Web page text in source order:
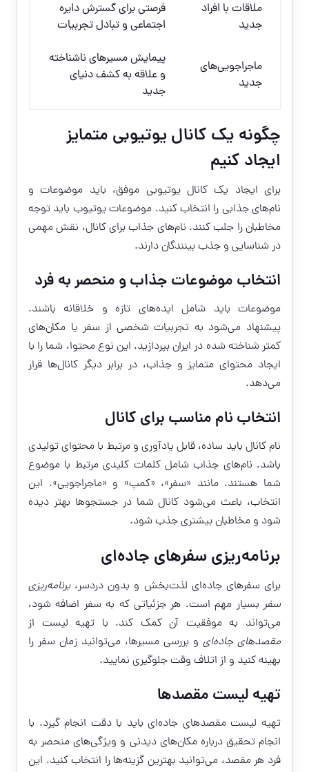
ملاقات با افراد
جدید
فرصتی برای گسترش دایره
اجتماعی و تبادل تجربیات
ماجراجویی‌های
جدید
پیمایش مسیرهای ناشناخته
و علاقه به کشف دنیای
جدید
چگونه یک کانال یوتیوبی متمایز
ایجاد کنیم
برای ایجاد یک کانال یوتیوبی موفق، باید موضوعات و
نام‌های جذابی را انتخاب کنید. موضوعات یوتیوب باید توجه
مخاطبان را جلب کنند. نام‌های جذاب برای کانال، نقش مهمی
در شناسایی و جذب بینندگان دارند.
انتخاب موضوعات جذاب و منحصر به فرد
موضوعات باید شامل ایده‌های تازه و خلاقانه باشند.
پیشنهاد می‌شود به تجربیات شخصی از سفر یا مکان‌های
کمتر شناخته شده در ایران بپردازید. این نوع محتوا، شما را با
ایجاد محتوای متمایز و جذاب، در برابر دیگر کانال‌ها قرار
می‌دهد.
انتخاب نام مناسب برای کانال
نام کانال باید ساده، قابل یادآوری و مرتبط با محتوای تولیدی
باشد. نام‌های جذاب شامل کلمات کلیدی مرتبط با موضوع
شما هستند. مانند «سفر»، «کمپ» و «ماجراجویی». این
انتخاب، باعث می‌شود کانال شما در جستجوها بهتر دیده
شود و مخاطبان بیشتری جذب شود.
برنامه‌ریزی سفرهای جاده‌ای
برای سفرهای جاده‌ای لذت‌بخش و بدون دردسر، برنامه‌ریزی
سفربسیار مهم است. هر جزئیاتی که به سفر اضافه شود،
می‌تواند به موفقیت آن کمک کند. با تهیه لیست از
مقصدهای جاده‌ای و بررسی مسیرها، می‌توانید زمان سفر را
بهینه کنید و از اتلاف وقت جلوگیری نمایید.
تهیه لیست مقصدها
تهیه لیست مقصدهای جاده‌ای باید با دقت انجام گیرد. با
انجام تحقیق درباره مکان‌های دیدنی و ویژگی‌های منحصر به
فرد هر مقصد، می‌توانید بهترین گزینه‌ها را انتخاب کنید. این